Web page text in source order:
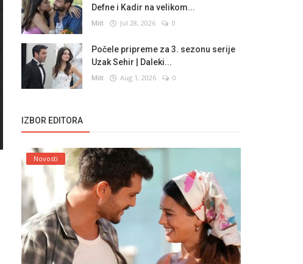
Defne i Kadir na velikom...
Milt Jul 28, 2026 0
Počele pripreme za 3. sezonu serije
Uzak Sehir | Daleki...
Milt Aug 1, 2026 0
IZBOR EDITORA
Novosti